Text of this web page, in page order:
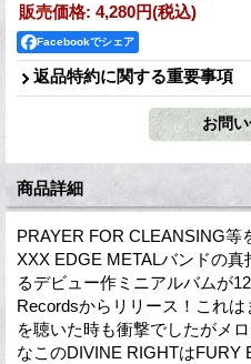
販売価格: 4,280円(税込)
Facebookでシェア
返品特約に関する重要事項
商品詳細
PRAYER FOR CLEANSING等
XXX EDGE METALバンドの
るデビュー作ミニアルバムが
Recordsからリリース！これ
を聴いた時も衝撃でしたがメ
なこのDIVINE RIGHTはFURY